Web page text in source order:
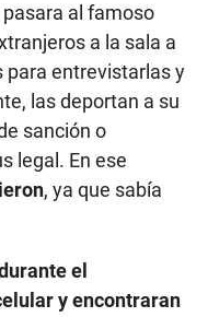
pasara al famoso
a la sala a
para entrevistarlas y
las deportan a su
sanción o
legal. En ese
, ya que sabía
el
y encontraran